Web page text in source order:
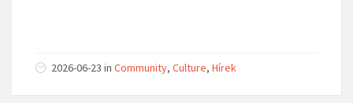
2026-06-23 in Community, Culture, Hírek